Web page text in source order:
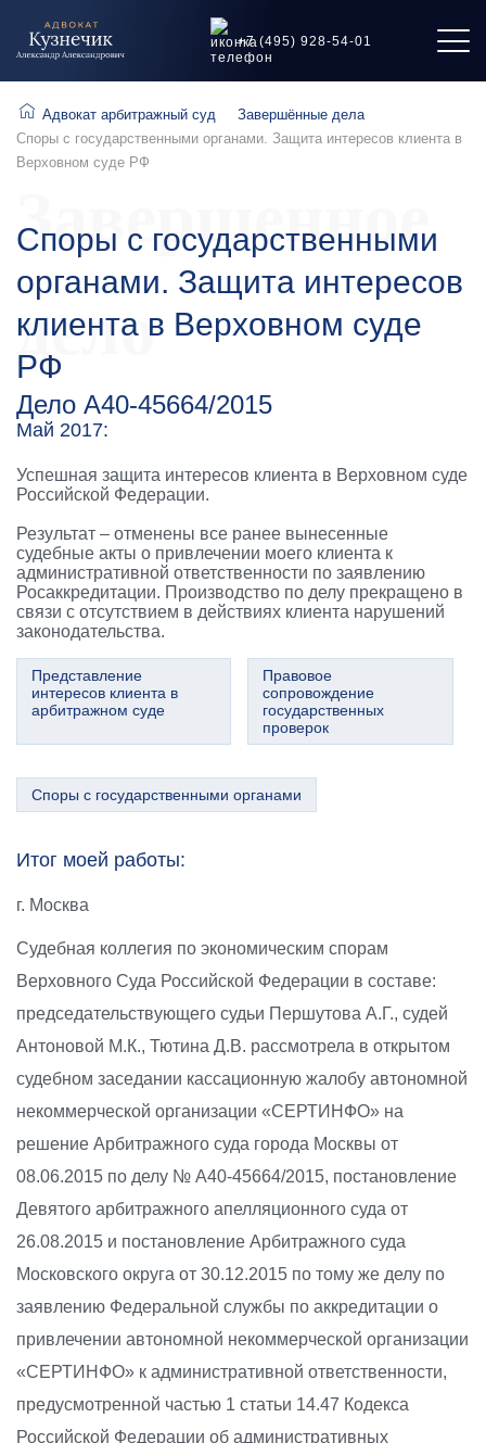
+7 (495) 928-54-01
Адвокат арбитражный суд
Завершённые дела
Споры с государственными органами. Защита интересов клиента в
Верховном суде РФ
Споры с государственными
органами. Защита интересов
клиента в Верховном суде
РФ
Дело А40-45664/2015
Май 2017:
Завершенное
дело
Успешная защита интересов клиента в Верховном суде
Российской Федерации.
Результат – отменены все ранее вынесенные
судебные акты о привлечении моего клиента к
административной ответственности по заявлению
Росаккредитации. Производство по делу прекращено в
связи с отсутствием в действиях клиента нарушений
законодательства.
Представление
интересов клиента в
арбитражном суде
Правовое
сопровождение
государственных
проверок
Споры с государственными органами
Итог моей работы:
г. Москва
Судебная коллегия по экономическим спорам
Верховного Суда Российской Федерации в составе:
председательствующего судьи Першутова А.Г., судей
Антоновой М.К., Тютина Д.В. рассмотрела в открытом
судебном заседании кассационную жалобу автономной
некоммерческой организации «СЕРТИНФО» на
решение Арбитражного суда города Москвы от
08.06.2015 по делу № А40-45664/2015, постановление
Девятого арбитражного апелляционного суда от
26.08.2015 и постановление Арбитражного суда
Московского округа от 30.12.2015 по тому же делу по
заявлению Федеральной службы по аккредитации о
привлечении автономной некоммерческой организации
«СЕРТИНФО» к административной ответственности,
предусмотренной частью 1 статьи 14.47 Кодекса
Российской Федерации об административных